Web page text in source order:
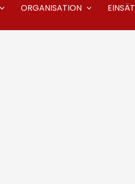
ORGANISATION